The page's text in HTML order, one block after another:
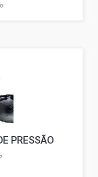
PRESSÃO